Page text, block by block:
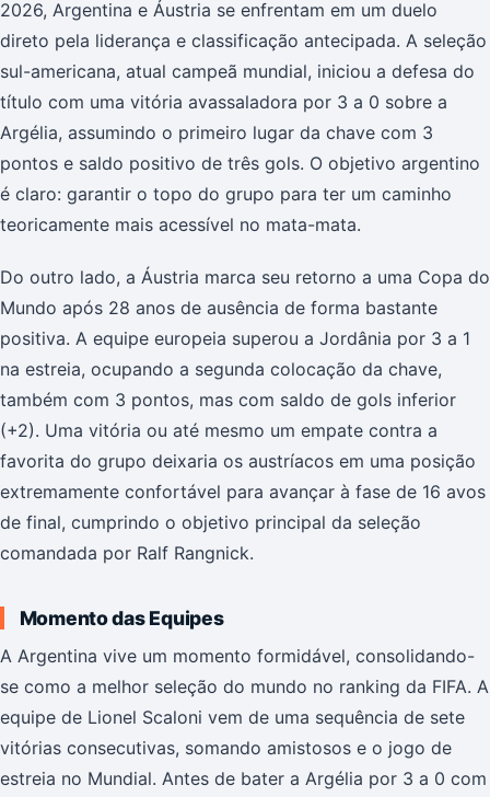
2026, Argentina e Áustria se enfrentam em um duelo
direto pela liderança e classificação antecipada. A seleção
sul-americana, atual campeã mundial, iniciou a defesa do
título com uma vitória avassaladora por 3 a 0 sobre a
Argélia, assumindo o primeiro lugar da chave com 3
pontos e saldo positivo de três gols. O objetivo argentino
é claro: garantir o topo do grupo para ter um caminho
teoricamente mais acessível no mata-mata.
Do outro lado, a Áustria marca seu retorno a uma Copa do
Mundo após 28 anos de ausência de forma bastante
positiva. A equipe europeia superou a Jordânia por 3 a 1
na estreia, ocupando a segunda colocação da chave,
também com 3 pontos, mas com saldo de gols inferior
(+2). Uma vitória ou até mesmo um empate contra a
favorita do grupo deixaria os austríacos em uma posição
extremamente confortável para avançar à fase de 16 avos
de final, cumprindo o objetivo principal da seleção
comandada por Ralf Rangnick.
Momento das Equipes
A Argentina vive um momento formidável, consolidando-
se como a melhor seleção do mundo no ranking da FIFA. A
equipe de Lionel Scaloni vem de uma sequência de sete
vitórias consecutivas, somando amistosos e o jogo de
estreia no Mundial. Antes de bater a Argélia por 3 a 0 com